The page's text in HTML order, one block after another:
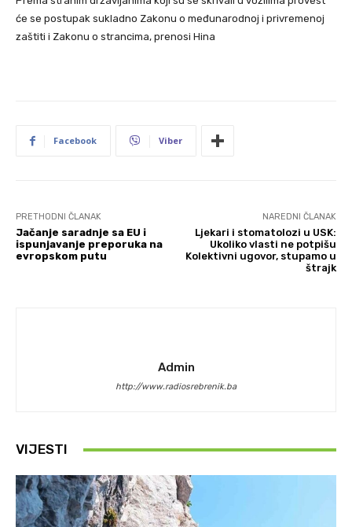
će se postupak sukladno Zakonu o međunarodnoj i privremenoj
zaštiti i Zakonu o strancima, prenosi Hina
Facebook Viber
PRETHODNI ČLANAK
Jačanje saradnje sa EU i
ispunjavanje preporuka na
evropskom putu
NAREDNI ČLANAK
Ljekari i stomatolozi u USK:
Ukoliko vlasti ne potpišu
Kolektivni ugovor, stupamo u
štrajk
Admin
http://www.radiosrebrenik.ba
VIJESTI